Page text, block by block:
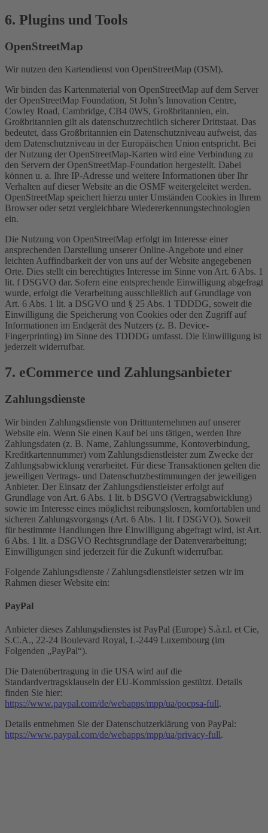
6. Plugins und Tools
OpenStreetMap
Wir nutzen den Kartendienst von OpenStreetMap (OSM).
Wir binden das Kartenmaterial von OpenStreetMap auf dem Server
der OpenStreetMap Foundation, St John’s Innovation Centre,
Cowley Road, Cambridge, CB4 0WS, Großbritannien, ein.
Großbritannien gilt als datenschutzrechtlich sicherer Drittstaat. Das
bedeutet, dass Großbritannien ein Datenschutzniveau aufweist, das
dem Datenschutzniveau in der Europäischen Union entspricht. Bei
der Nutzung der OpenStreetMap-Karten wird eine Verbindung zu
den Servern der OpenStreetMap-Foundation hergestellt. Dabei
können u. a. Ihre IP-Adresse und weitere Informationen über Ihr
Verhalten auf dieser Website an die OSMF weitergeleitet werden.
OpenStreetMap speichert hierzu unter Umständen Cookies in Ihrem
Browser oder setzt vergleichbare Wiedererkennungstechnologien
ein.
Die Nutzung von OpenStreetMap erfolgt im Interesse einer
ansprechenden Darstellung unserer Online-Angebote und einer
leichten Auffindbarkeit der von uns auf der Website angegebenen
Orte. Dies stellt ein berechtigtes Interesse im Sinne von Art. 6 Abs. 1
lit. f DSGVO dar. Sofern eine entsprechende Einwilligung abgefragt
wurde, erfolgt die Verarbeitung ausschließlich auf Grundlage von
Art. 6 Abs. 1 lit. a DSGVO und § 25 Abs. 1 TDDDG, soweit die
Einwilligung die Speicherung von Cookies oder den Zugriff auf
Informationen im Endgerät des Nutzers (z. B. Device-
Fingerprinting) im Sinne des TDDDG umfasst. Die Einwilligung ist
jederzeit widerrufbar.
7. eCommerce und Zahlungs­anbieter
Zahlungsdienste
Wir binden Zahlungsdienste von Drittunternehmen auf unserer
Website ein. Wenn Sie einen Kauf bei uns tätigen, werden Ihre
Zahlungsdaten (z. B. Name, Zahlungssumme, Kontoverbindung,
Kreditkartennummer) vom Zahlungsdienstleister zum Zwecke der
Zahlungsabwicklung verarbeitet. Für diese Transaktionen gelten die
jeweiligen Vertrags- und Datenschutzbestimmungen der jeweiligen
Anbieter. Der Einsatz der Zahlungsdienstleister erfolgt auf
Grundlage von Art. 6 Abs. 1 lit. b DSGVO (Vertragsabwicklung)
sowie im Interesse eines möglichst reibungslosen, komfortablen und
sicheren Zahlungsvorgangs (Art. 6 Abs. 1 lit. f DSGVO). Soweit
für bestimmte Handlungen Ihre Einwilligung abgefragt wird, ist Art.
6 Abs. 1 lit. a DSGVO Rechtsgrundlage der Datenverarbeitung;
Einwilligungen sind jederzeit für die Zukunft widerrufbar.
Folgende Zahlungsdienste / Zahlungsdienstleister setzen wir im
Rahmen dieser Website ein:
PayPal
Anbieter dieses Zahlungsdienstes ist PayPal (Europe) S.à.r.l. et Cie,
S.C.A., 22-24 Boulevard Royal, L-2449 Luxembourg (im
Folgenden „PayPal“).
Die Datenübertragung in die USA wird auf die
Standardvertragsklauseln der EU-Kommission gestützt. Details
finden Sie hier:
https://www.paypal.com/de/webapps/mpp/ua/pocpsa-full.
Details entnehmen Sie der Datenschutzerklärung von PayPal:
https://www.paypal.com/de/webapps/mpp/ua/privacy-full.